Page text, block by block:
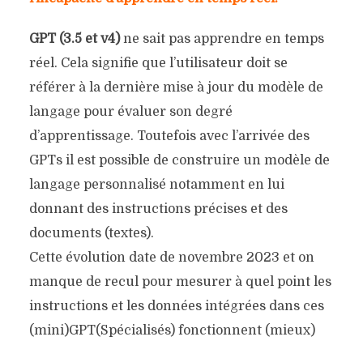
GPT (3.5 et v4)ne sait pas apprendre en temps
réel. Cela signifie que l’utilisateur doit se
référer à la dernière mise à jour du modèle de
langage pour évaluer son degré
d’apprentissage. Toutefois avec l’arrivée des
GPTs il est possible de construire un modèle de
langage personnalisé notamment en lui
donnant des instructions précises et des
documents (textes).
Cette évolution date de novembre 2023 et on
manque de recul pour mesurer à quel point les
instructions et les données intégrées dans ces
(mini)GPT(Spécialisés) fonctionnent (mieux)